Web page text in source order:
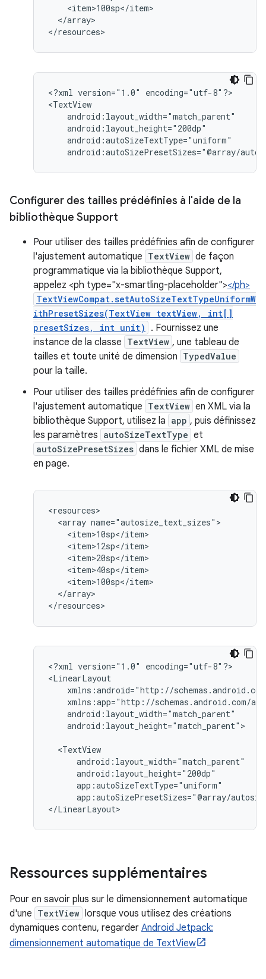
</array>
</resources>
<?xml version="1.0"
encoding="utf-8"?>
android:autoSizePresetSizes="@array/
Configurer des tailles prédéfinies à l'aide de la
bibliothèque Support
Pour utiliser des tailles prédéfinies afin de configurer
l'ajustement automatique TextView de façon
programmatique via la bibliothèque Support,
appelez <ph type="x-smartling-placeholder"></ph>
TextViewCompat.setAutoSizeTextTypeUniformW
ithPresetSizes(TextView textView, int[]
presetSizes, int unit)
. Fournissez une
instance de la classe TextView , une tableau de
tailles et toute unité de dimension TypedValue
pour la taille.
Pour utiliser des tailles prédéfinies afin de configurer
l'ajustement automatique TextView en XML via la
bibliothèque Support, utilisez la app , puis définissez
les paramètres autoSizeTextType et
autoSizePresetSizes dans le fichier XML de mise
en page.
<array
</array>
</resources>
<?xml version="1.0"
encoding="utf-8"?>
android:layout_height="match_parent">
app:autoSizePresetSizes="@array/
</LinearLayout>
Ressources supplémentaires
Pour en savoir plus sur le dimensionnement automatique
d'une TextView lorsque vous utilisez des créations
dynamiques contenu, regarder Android Jetpack:
dimensionnement automatique de TextView